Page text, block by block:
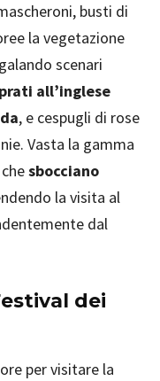
busti di
la vegetazione
scenari
all’inglese
, e cespugli di rose
Vasta la gamma
sbocciano
la visita al
dal
dei
per visitare la